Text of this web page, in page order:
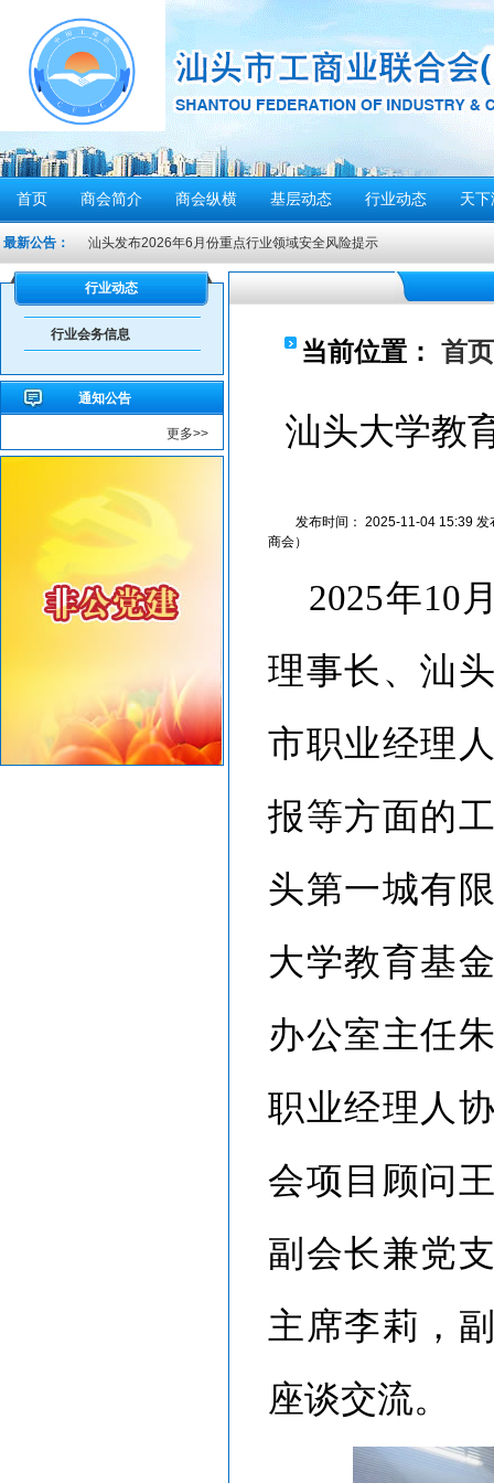
首页 商会简介 商会纵横 基层动态 行业动态 天
最新公告： 汕头发布2026年6月份重点行业领域安全风险提示
重要提醒！中国公民近期避免前往日本
共建绿美汕头，共享生态家园——致全市企业家的...
重要提醒！在伊朗中国公民尽快撤离
密切关注超强台风“桦加沙”，注意防范
汕头将分区域、分行业、分时段实行“四停”
【人民防空宣传周】如何辨别防空警报？我们应该...
6月21日10时15分，汕头将实施防空警报试鸣！
行业动态
行业会务信息
通知公告
更多>>
当前位置： 首页
汕头大学教
发布时间： 2025-11-04 15:39 发
商会）
2025年10
理事长、汕
市职业经理
报等方面的
头第一城有
大学教育基
办公室主任
职业经理人
会项目顾问
副会长兼党
主席李莉，
座谈交流。